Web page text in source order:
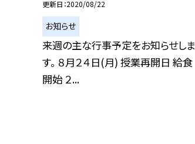
更新日 2020/08/22
お知らせ
来週の主な行事予定をお知らせしま
す。 ８月２４日(月) 授業再開日 給食
開始 ２...